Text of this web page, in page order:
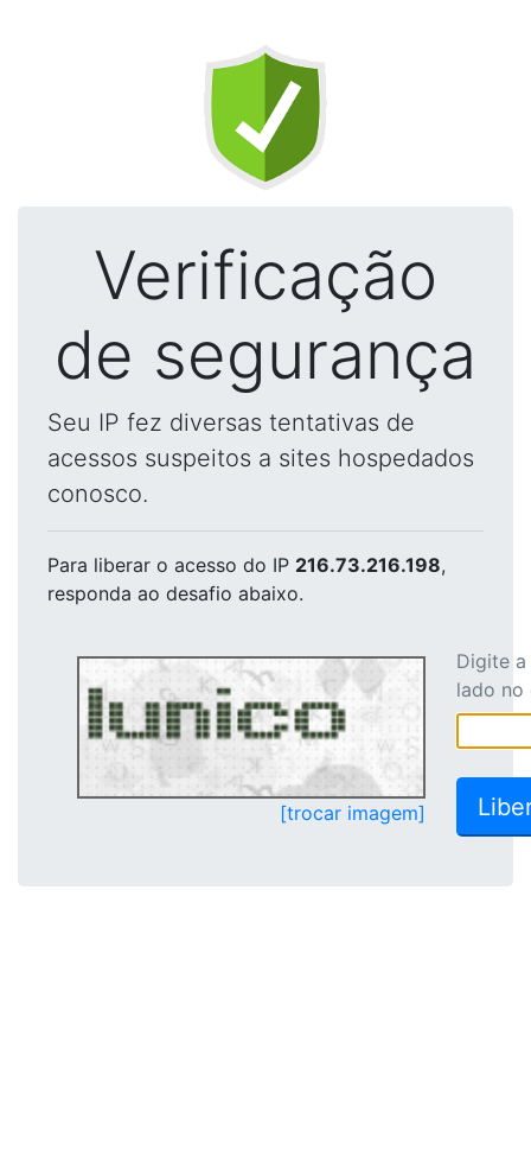
Verificação
de segurança
Seu IP fez diversas tentativas de
acessos suspeitos a sites hospedados
conosco.
Para liberar o acesso do IP 216.73.216.198,
responda ao desafio abaixo.
[trocar imagem]
Digite
lado no